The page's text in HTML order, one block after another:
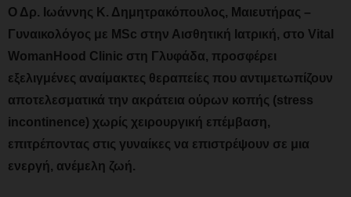
Ο Δρ. Ιωάννης Κ. Δημητρακόπουλος, Μαιευτήρας –
Γυναικολόγος με MSc στην Αισθητική Ιατρική, στο Vital
WomanHood Clinic στη Γλυφάδα, προσφέρει
εξελιγμένες αναίμακτες θεραπείες που αντιμετωπίζουν
αποτελεσματικά την ακράτεια ούρων κοπής (stress
incontinence) χωρίς χειρουργική επέμβαση,
επιτρέποντας στις γυναίκες να επιστρέψουν σε μια
ενεργή, ανέμελη ζωή.